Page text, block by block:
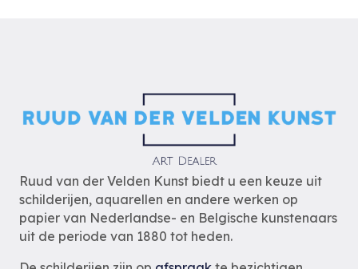
Ruud van der Velden Kunst biedt u een keuze uit
schilderijen, aquarellen en andere werken op
papier van Nederlandse- en Belgische kunstenaars
uit de periode van 1880 tot heden.